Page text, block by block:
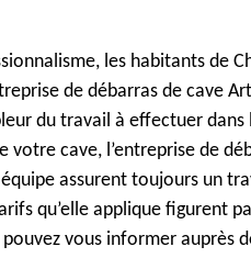
les habitants de
de débarras de cave
du travail à effectuer dans
votre cave, l’entreprise de
assurent toujours un
qu’elle applique figurent
vous informer auprès